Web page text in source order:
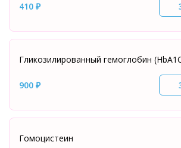
410 ₽
Гликозилированный гемоглобин
900 ₽
Гомоцистеин